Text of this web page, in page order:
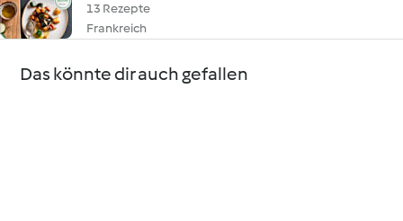
13 Rezepte
Frankreich
Das könnte dir auch gefallen